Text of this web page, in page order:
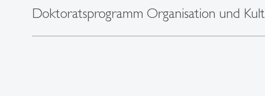
Doktoratsprogramm Organisation und